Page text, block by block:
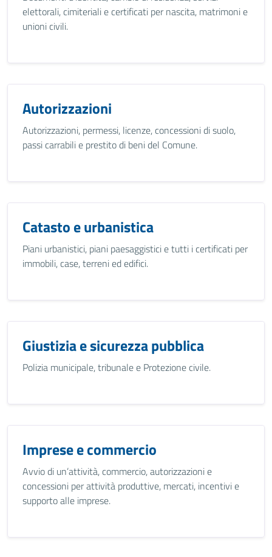
elettorali, cimiteriali e certificati per nascita, matrimoni e
unioni civili.
Autorizzazioni
Autorizzazioni, permessi, licenze, concessioni di suolo,
passi carrabili e prestito di beni del Comune.
Catasto e urbanistica
Piani urbanistici, piani paesaggistici e tutti i certificati per
immobili, case, terreni ed edifici.
Giustizia e sicurezza pubblica
Polizia municipale, tribunale e Protezione civile.
Imprese e commercio
Avvio di un’attività, commercio, autorizzazioni e
concessioni per attività produttive, mercati, incentivi e
supporto alle imprese.